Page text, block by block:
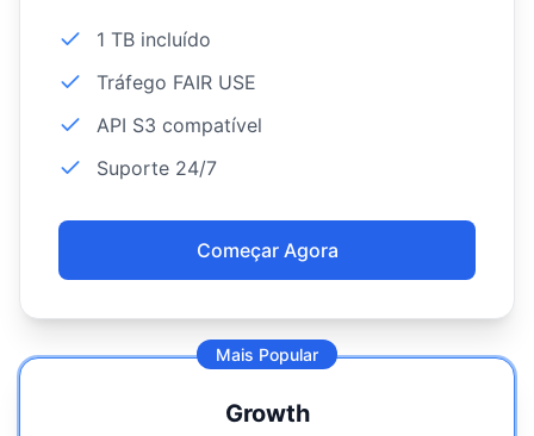
1 TB incluído
Tráfego FAIR USE
API S3 compatível
Suporte 24/7
Começar Agora
Mais Popular
Growth